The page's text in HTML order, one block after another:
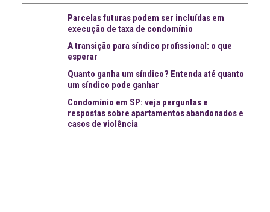
Parcelas futuras podem ser incluídas em
execução de taxa de condomínio
A transição para síndico profissional: o que
esperar
Quanto ganha um síndico? Entenda até quanto
um síndico pode ganhar
Condomínio em SP: veja perguntas e
respostas sobre apartamentos abandonados e
casos de violência